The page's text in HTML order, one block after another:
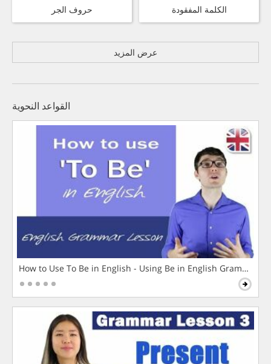
حروف الجر الكلمة المفقودة
عرض المزيد
القواعد النحوية
How to Use To Be in English - Using Be in English Grammar